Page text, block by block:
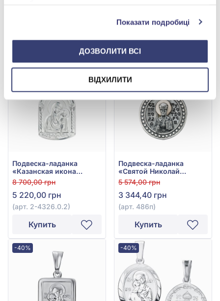
Показати подробиці
ДОЗВОЛИТИ ВСІ
ВІДХИЛИТИ
-40%
Подвеска-ладанка
«Казанская икона
Божией Матери» из
серебра 925°, арт. 2-
4326.0.2
8 700,00 грн
5 220,00 грн
(арт. 2-4326.0.2)
Купить
-40%
Подвеска-ладанка
«Святой Николай
Чудотворец» из серебра
925°/375° без вставки,
арт. 486п
5 574,00 грн
3 344,40 грн
(арт. 486п)
Купить
-40% -40%